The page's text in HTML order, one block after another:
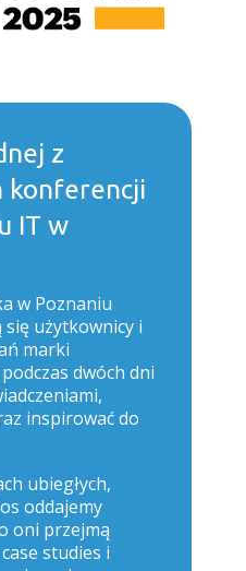
z
konferencji
IT w
w Poznaniu
użytkownicy i
marki
dwóch dni
inspirować do
ubiegłych,
oddajemy
oni przejmą
studies i